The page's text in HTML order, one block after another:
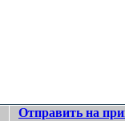
Отправить на